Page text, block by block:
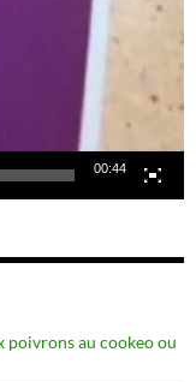
00:44
poivrons au cookeo ou